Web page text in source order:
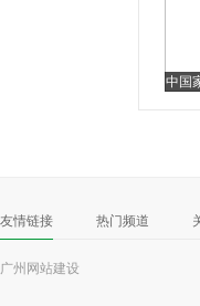
中国
友情链接 热门频道
广州网站建设